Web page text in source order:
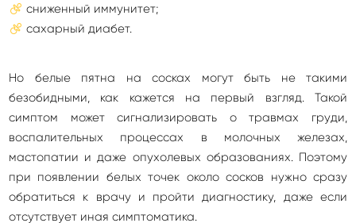
сниженный иммунитет;
сахарный диабет.
Но белые пятна на сосках могут быть не такими
безобидными, как кажется на первый взгляд. Такой
симптом может сигнализировать о травмах груди,
воспалительных процессах в молочных железах,
мастопатии и даже опухолевых образованиях. Поэтому
при появлении белых точек около сосков нужно сразу
обратиться к врачу и пройти диагностику, даже если
отсутствует иная симптоматика.